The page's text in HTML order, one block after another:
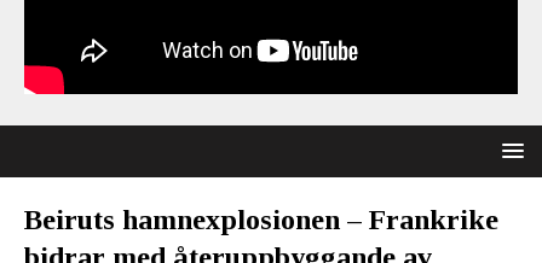
Beiruts hamnexplosionen – Frankrike